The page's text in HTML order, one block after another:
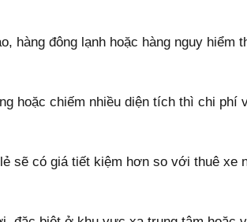
hàng đông lạnh hoặc hàng nguy hiểm
hoặc chiếm nhiều diện tích thì chi phí
sẽ có giá tiết kiệm hơn so với thuê xe